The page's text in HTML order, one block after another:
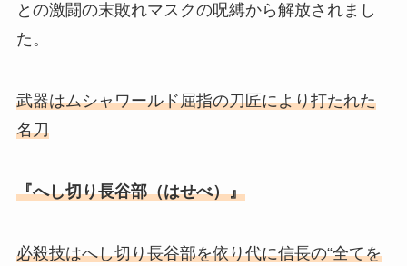
との激闘の末敗れマスクの呪縛から解放されまし
た。
武器はムシャワールド屈指の刀匠により打たれた
名刀
『へし切り長谷部（はせべ）』
必殺技はへし切り長谷部を依り代に信長の“全てを